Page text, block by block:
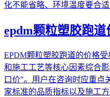
化不能省略、环境温度要合适
epdm颗粒塑胶跑道
EPDM颗粒塑胶跑道的价格
和施工工艺等核心因素综合
口价"。用户在咨询时应重点
家标准的品质指标以及施工